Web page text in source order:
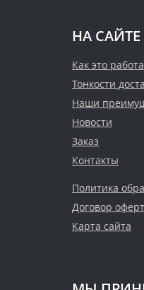
НА САЙТЕ
Как это
Тонкости
Наши
Новости
Заказ
Контакты
Политика
Договор
Карта сайта